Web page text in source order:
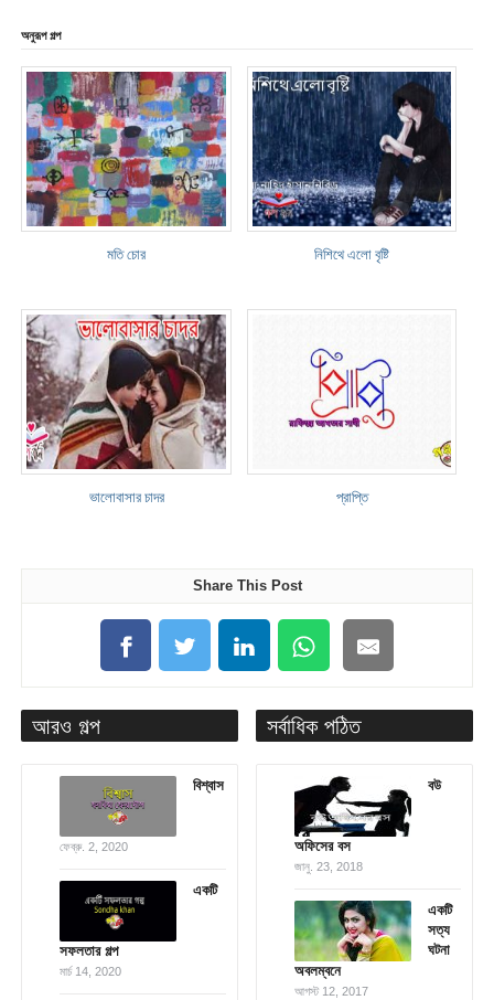
অনুরূপ গল্প
মতি চোর নিশিথে এলো বৃষ্টি
ভালোবাসার চাদর প্রাপ্তি
Share This Post
আরও গল্প
বিশ্বাস
ফেব্রু. 2, 2020
একটি
সফলতার গল্প
মার্চ 14, 2020
সর্বাধিক পঠিত
বউ
অফিসের বস
জানু. 23, 2018
একটি
সত্য
ঘটনা
অবলম্বনে
আগস্ট 12, 2017